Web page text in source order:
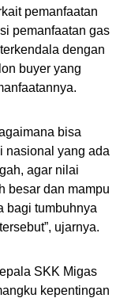
pemanfaatan
pemanfaatan gas
dengan
buyer yang
bisa
nasional yang ada
agar nilai
besar dan mampu
bagi tumbuhnya
ujarnya.
SKK Migas
kepentingan